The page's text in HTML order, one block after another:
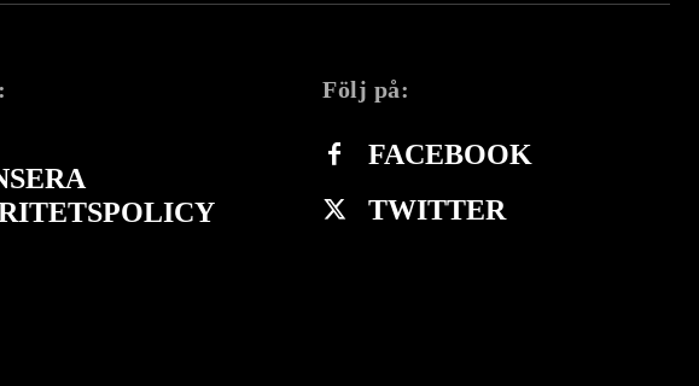
Följ på:
FACEBOOK
TWITTER